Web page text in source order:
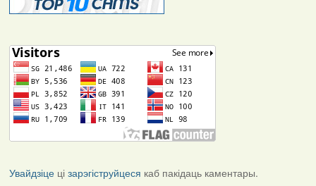
Увайдзіцеці зарэгіструйцеся каб пакідаць каментары.